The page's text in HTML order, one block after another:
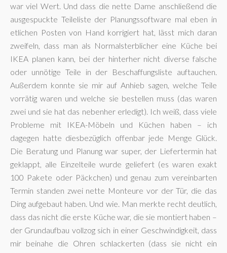
war viel Wert. Und dass die nette Dame anschließend die
ausgespuckte Teileliste der Planungssoftware mal eben in
etlichen Posten von Hand korrigiert hat, lässt mich daran
zweifeln, dass man als Normalsterblicher eine Küche bei
IKEA planen kann, bei der hinterher nicht diverse falsche
oder unnötige Teile in der Beschaffungsliste auftauchen.
Außerdem konnte sie mir auf Anhieb sagen, welche Teile
vorrätig waren und welche sie bestellen muss (das waren
zwei und sie hat das nebenher erledigt). Ich weiß, dass viele
Probleme mit IKEA-Möbeln und Küchen haben – ich
dagegen hatte diesbezüglich offenbar jede Menge Glück.
Die Beratung und Planung war super, der Liefertermin hat
geklappt, alle Einzelteile wurde geliefert (es waren exakt
100 Pakete oder Päckchen) und genau zum vereinbarten
Termin standen zwei nette Monteure vor der Tür, die das
Ding aufgebaut haben. Und wie. Man merkte recht deutlich,
dass das nicht die erste Küche war, die sie montiert haben –
der Grundaufbau vollzog sich in einer Geschwindigkeit, dass
mir beinahe die Ohren schlackerten (dass sie nicht ein